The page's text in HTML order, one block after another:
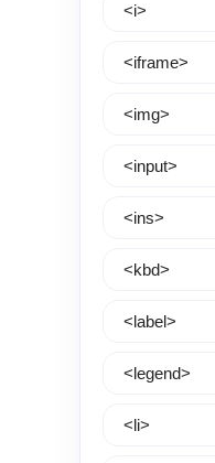
<i>
<iframe>
<img>
<input>
<ins>
<kbd>
<label>
<legend>
<li>